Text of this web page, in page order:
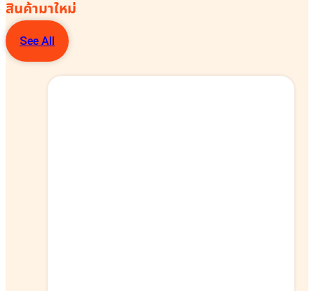
สินค้ามาใหม่​
See All